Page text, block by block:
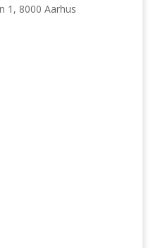
1, 8000 Aarhus